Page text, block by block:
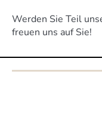
Werden Sie Teil
freuen uns auf Sie!